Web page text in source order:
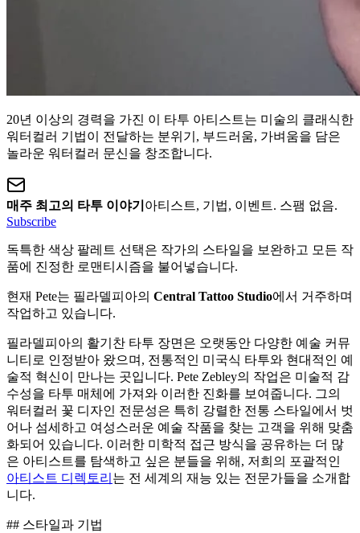
20년 이상의 경력을 가진 이 타투 아티스트는 미술의 클래식한
워터컬러 기법이 전달하는 분위기, 부드러움, 가벼움을 담은
놀라운 워터컬러 문신을 창조합니다.
매주 최고의 타투 이야기 아티스트, 기법, 이벤트. 스팸 없음.
Subscribe
독특한 색상 팔레트 선택은 작가의 스타일을 보완하고 모든 작
품에 진정한 로맨티시즘을 불어넣습니다.
현재 Pete는 필라델피아의 Central Tattoo Studio에서 거주하며
작업하고 있습니다.
필라델피아의 활기찬 타투 장면은 오랫동안 다양한 예술 커뮤
니티로 인정받아 왔으며, 전통적인 미국식 타투와 현대적인 예
술적 혁신이 만나는 곳입니다. Pete Zebley의 작업은 미술적 감
수성을 타투 매체에 가져와 이러한 진화를 보여줍니다. 그의
워터컬러 꽃 디자인 전문성은 특히 강렬한 전통 스타일에서 벗
어나 섬세하고 여성스러운 예술 작품을 찾는 고객을 위해 맞춤
화되어 있습니다. 이러한 미학적 접근 방식을 공유하는 더 많
은 아티스트를 탐색하고 싶은 분들을 위해, 저희의 포괄적인
아티스트 디렉토리 는 전 세계의 재능 있는 전문가들을 소개합
니다.
## 스타일과 기법